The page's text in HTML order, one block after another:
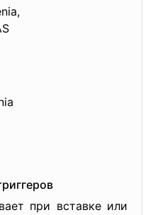
при вставке или